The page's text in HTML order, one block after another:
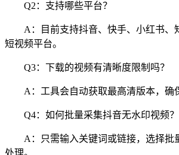
Q2：支持哪些平台？
A：目前支持抖音、快手、小红书、
短视频平台。
Q3：下载的视频有清晰度限制吗？
A：工具会自动获取最高清版本，确
Q4：如何批量采集抖音无水印视频？
A：只需输入关键词或链接，选择批